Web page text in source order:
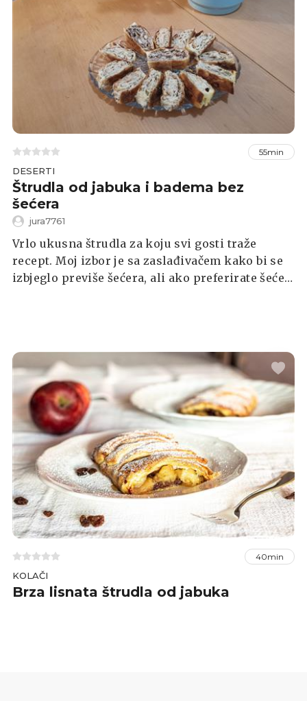
55min
DESERTI
Štrudla od jabuka i badema bez
šećera
jura7761
Vrlo ukusna štrudla za koju svi gosti traže
recept. Moj izbor je sa zaslađivačem kako bi se
izbjeglo previše šećera, ali ako preferirate šećer,
40min
KOLAČI
Brza lisnata štrudla od jabuka